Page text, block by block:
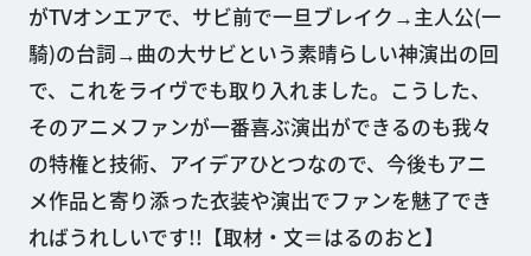
がTVオンエアで、サビ前で一旦ブレイク→主人公(一
騎)の台詞→曲の大サビという素晴らしい神演出の回
で、これをライヴでも取り入れました。こうした、
そのアニメファンが一番喜ぶ演出ができるのも我々
の特権と技術、アイデアひとつなので、今後もアニ
メ作品と寄り添った衣装や演出でファンを魅了でき
ればうれしいです!!【取材・文＝はるのおと】